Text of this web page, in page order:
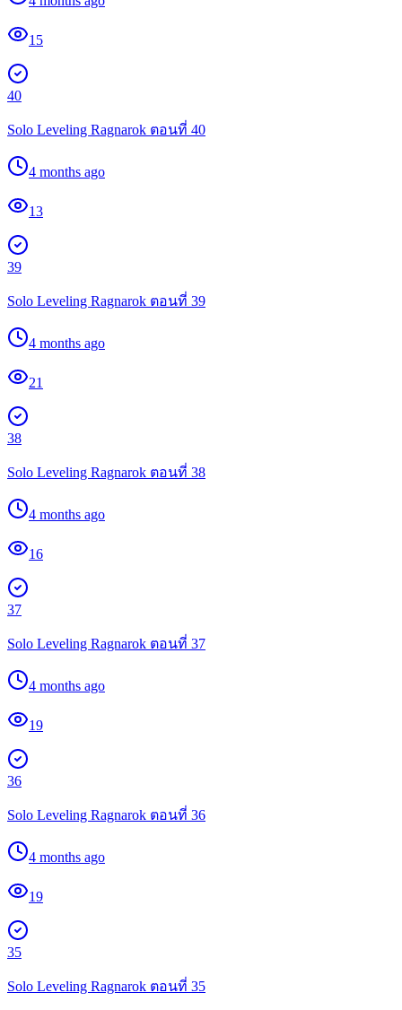
15
40
Solo Leveling Ragnarok ตอนที่ 40
4 months ago
13
39
Solo Leveling Ragnarok ตอนที่ 39
4 months ago
21
38
Solo Leveling Ragnarok ตอนที่ 38
4 months ago
16
37
Solo Leveling Ragnarok ตอนที่ 37
4 months ago
19
36
Solo Leveling Ragnarok ตอนที่ 36
4 months ago
19
35
Solo Leveling Ragnarok ตอนที่ 35